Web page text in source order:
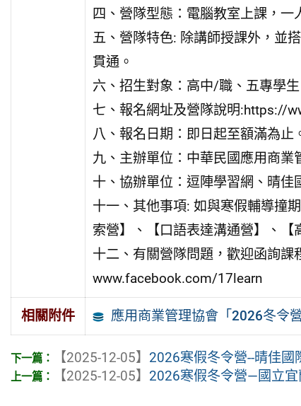
四、營隊型態：電腦教室上課，一
五、營隊特色: 除講師授課外，並
貫通。
六、招生對象：高中/職、五專學生
七、報名網址及營隊說明:https://
八、報名日期：即日起至額滿為止
九、主辦單位：中華民國應用商業
十、協辦單位：逗陣學習網、晴佳
十一、其他事項: 如與寒假輔導撞
索營】、【口語表達溝通營】、【
十二、有關營隊問題，歡迎函詢
www.facebook.com/17learn
相關附件 應用商業管理協會「2026冬令
【2025-12-05】 2026寒假冬令營--晴佳
【2025-12-05】 2026寒假冬令營—國立